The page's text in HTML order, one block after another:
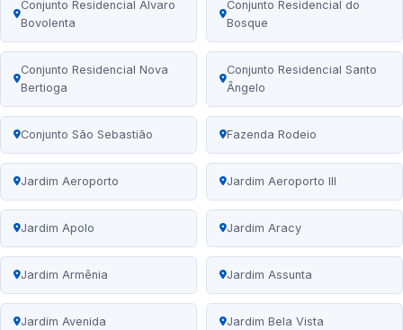
Conjunto Residencial Álvaro
Bovolenta
Conjunto Residencial do
Bosque
Conjunto Residencial Nova
Bertioga
Conjunto Residencial Santo
Ângelo
Conjunto São Sebastião Fazenda Rodeio
Jardim Aeroporto Jardim Aeroporto III
Jardim Apolo Jardim Aracy
Jardim Armênia Jardim Assunta
Jardim Avenida Jardim Bela Vista